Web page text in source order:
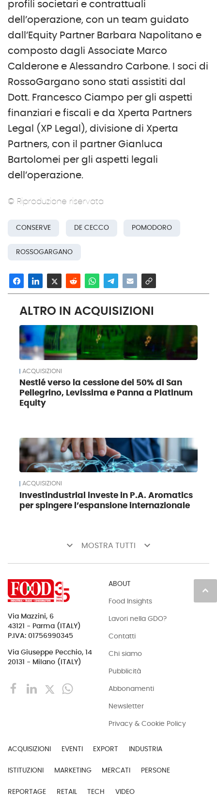
profili societari e contrattuali
dell’operazione, con un team guidato
dall’Equity Partner Barbara Napolitano e
composto dagli Associate Marco
Calderone e Alessandro Carbone. I soci di
RossoGargano sono stati assistiti dal
Dott. Francesco Ciampo per gli aspetti
finanziari e fiscali e da Xperta Partners
Legal (XP Legal), divisione di Xperta
Partners, con il partner Gianluca
Bartolomei per gli aspetti legali
dell’operazione.
© Riproduzione riservata
CONSERVE DE CECCO POMODORO
ROSSOGARGANO
ALTRO IN ACQUISIZIONI
ACQUISIZIONI
Nestlé verso la cessione del 50% di San
Pellegrino, Levissima e Panna a Platinum
Equity
ACQUISIZIONI
Investindustrial investe in P.A. Aromatics
per spingere l’espansione internazionale
keyboard_arrow_down MOSTRA TUTTI keyboard_arrow_down
keyboard_arrow_up
Via Mazzini, 6
43121 - Parma (ITALY)
P.IVA: 01756990345
Via Giuseppe Pecchio, 14
20131 - Milano (ITALY)
ABOUT
Food Insights
Lavori nella GDO?
Contatti
Chi siamo
Pubblicità
Abbonamenti
Newsletter
Privacy & Cookie Policy
ACQUISIZIONI EVENTI EXPORT INDUSTRIA
ISTITUZIONI MARKETING MERCATI PERSONE
REPORTAGE RETAIL TECH VIDEO